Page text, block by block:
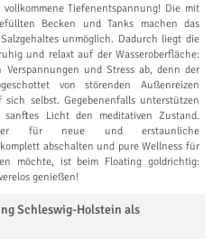
Tiefenentspannung! Die mit
Becken und Tanks machen das
unmöglich. Dadurch liegt die
und relaxt auf der Wasseroberfläche:
und Stress ab, denn der
von störenden Außenreizen
selbst. Gegebenenfalls unterstützen
sanftes Licht den meditativen Zustand.
für neue und erstaunliche
abschalten und pure Wellness für
möchte, ist beim Floating goldrichtig:
genießen!
Schleswig-Holstein als